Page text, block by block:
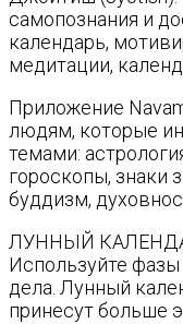
самопознания и
календарь,
медитации,
Приложение
людям, которые
темами:
гороскопы, знаки
буддизм,
ЛУННЫЙ
Используйте
дела. Лунный
принесут больше